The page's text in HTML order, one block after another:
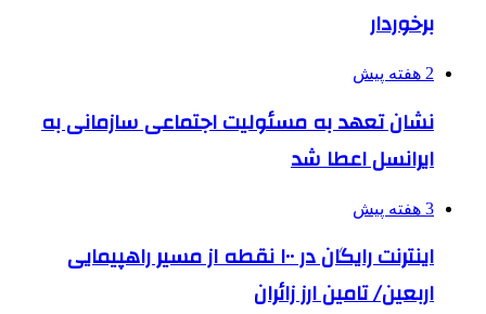
برخوردار
2 هفته پیش
نشان تعهد به مسئولیت اجتماعی سازمانی به
ایرانسل اعطا شد
3 هفته پیش
اینترنت رایگان در ۱۰۰ نقطه از مسیر راهپیمایی
اربعین/ تامین ارز زائران